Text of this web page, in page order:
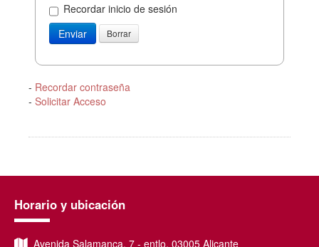
Recordar inicio de sesión
- Recordar contraseña
- Solicitar Acceso
Horario y ubicación
Avenida Salamanca, 7 - entlo, 03005 Alicante